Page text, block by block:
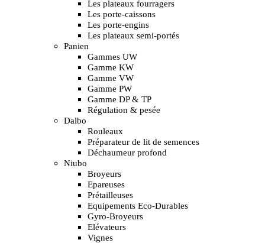
Les plateaux fourragers
Les porte-caissons
Les porte-engins
Les plateaux semi-portés
Panien
Gammes UW
Gamme KW
Gamme VW
Gamme PW
Gamme DP & TP
Régulation & pesée
Dalbo
Rouleaux
Préparateur de lit de semences
Déchaumeur profond
Niubo
Broyeurs
Epareuses
Prétailleuses
Equipements Eco-Durables
Gyro-Broyeurs
Elévateurs
Vignes